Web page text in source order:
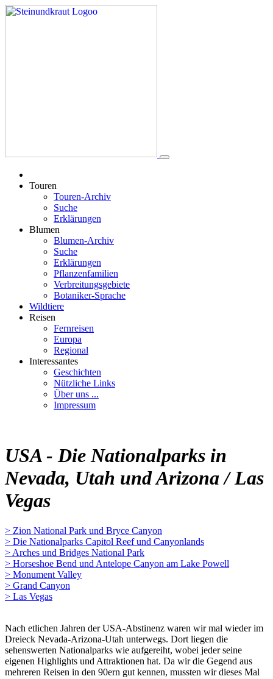
Touren
Touren-Archiv
Suche
Erklärungen
Blumen
Blumen-Archiv
Suche
Erklärungen
Pflanzenfamilien
Verbreitungsgebiete
Botaniker-Sprache
Wildtiere
Reisen
Fernreisen
Europa
Regional
Interessantes
Geschichten
Nützliche Links
Über uns ...
Impressum
USA - Die Nationalparks in
Nevada, Utah und Arizona / Las
Vegas
> Zion National Park und Bryce Canyon
> Die Nationalparks Capitol Reef und Canyonlands
> Arches und Bridges National Park
> Horseshoe Bend und Antelope Canyon am Lake Powell
> Monument Valley
> Grand Canyon
> Las Vegas
Nach etlichen Jahren der USA-Abstinenz waren wir mal wieder im
Dreieck Nevada-Arizona-Utah unterwegs. Dort liegen die
sehenswerten Nationalparks wie aufgereiht, wobei jeder seine
eigenen Highlights und Attraktionen hat. Da wir die Gegend aus
mehreren Reisen in den 90ern gut kennen, mussten wir dieses Mal